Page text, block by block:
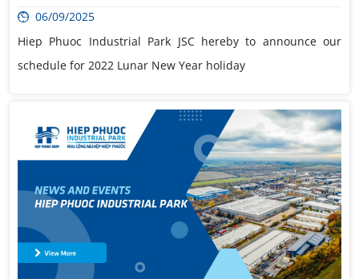
06/09/2025
Hiep Phuoc Industrial Park JSC hereby to announce our
schedule for 2022 Lunar New Year holiday